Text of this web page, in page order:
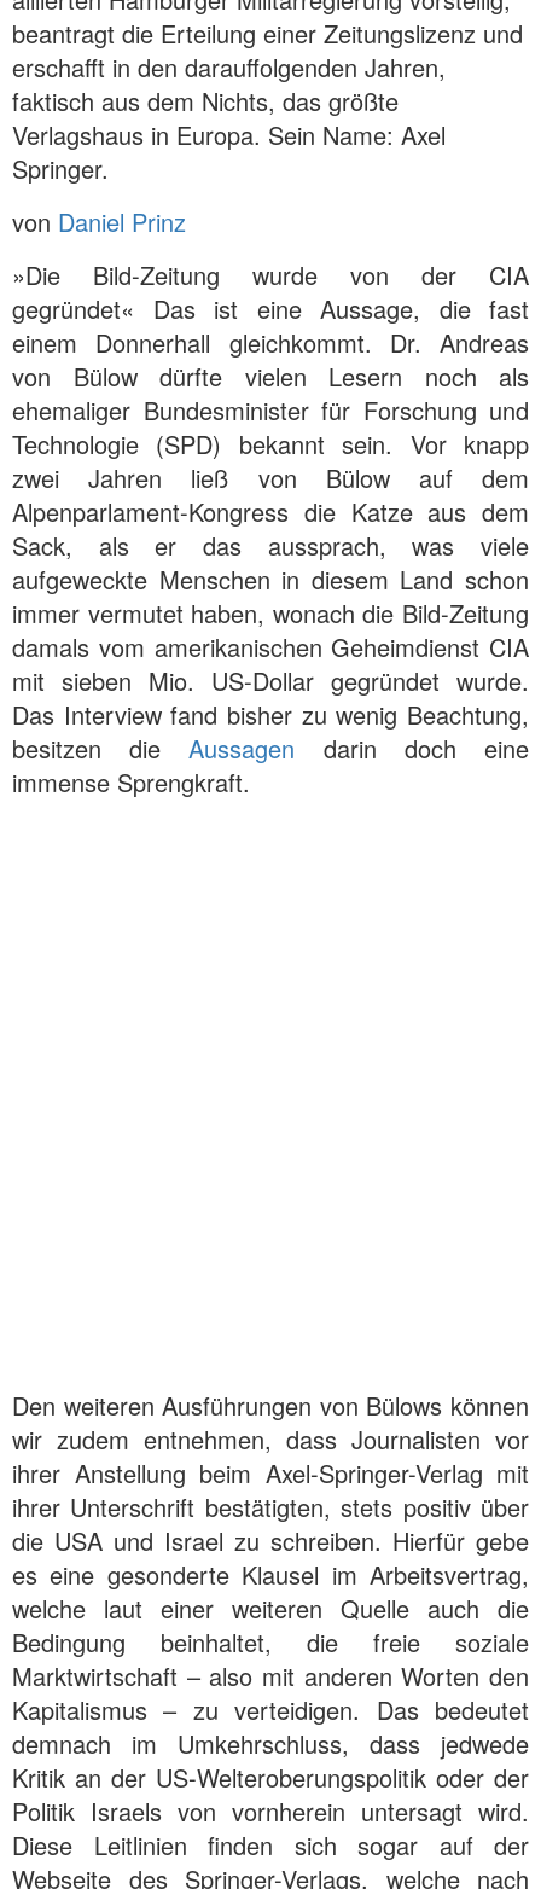
beantragt die Erteilung einer Zeitungslizenz und
erschafft in den darauffolgenden Jahren,
faktisch aus dem Nichts, das größte
Verlagshaus in Europa. Sein Name: Axel
Springer.
von Daniel Prinz
»Die Bild-Zeitung wurde von der CIA
gegründet« Das ist eine Aussage, die fast
einem Donnerhall gleichkommt. Dr. Andreas
von Bülow dürfte vielen Lesern noch als
ehemaliger Bundesminister für Forschung und
Technologie (SPD) bekannt sein. Vor knapp
zwei Jahren ließ von Bülow auf dem
Alpenparlament-Kongress die Katze aus dem
Sack, als er das aussprach, was viele
aufgeweckte Menschen in diesem Land schon
immer vermutet haben, wonach die Bild-Zeitung
damals vom amerikanischen Geheimdienst CIA
mit sieben Mio. US-Dollar gegründet wurde.
Das Interview fand bisher zu wenig Beachtung,
besitzen dieAussagen darin doch eine
immense Sprengkraft.
Den weiteren Ausführungen von Bülows können
wir zudem entnehmen, dass Journalisten vor
ihrer Anstellung beim Axel-Springer-Verlag mit
ihrer Unterschrift bestätigten, stets positiv über
die USA und Israel zu schreiben. Hierfür gebe
es eine gesonderte Klausel im Arbeitsvertrag,
welche laut einer weiteren Quelle auch die
Bedingung beinhaltet, die freie soziale
Marktwirtschaft – also mit anderen Worten den
Kapitalismus – zu verteidigen. Das bedeutet
demnach im Umkehrschluss, dass jedwede
Kritik an der US-Welteroberungspolitik oder der
Politik Israels von vornherein untersagt wird.
Diese Leitlinien finden sich sogar auf der
Webseite des Springer-Verlags, welche nach